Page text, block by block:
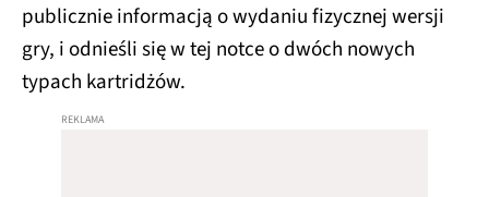
publicznie informacją o wydaniu fizycznej wersji
gry, i odnieśli się w tej notce o dwóch nowych
typach kartridżów.